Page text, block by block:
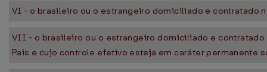
VI - o brasileiro ou o estrangeiro domiciliado e contratado
VII - o brasileiro ou o estrangeiro domiciliado e
País e cujo controle efetivo esteja em caráter